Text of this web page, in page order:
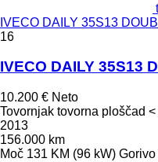
IVECO DAILY 35S13
16
IVECO DAILY 35S13
10.200 € Neto
Tovornjak tovorna ploščad <
2013
156.000 km
Moč 131 KM (96 kW) Gorivo